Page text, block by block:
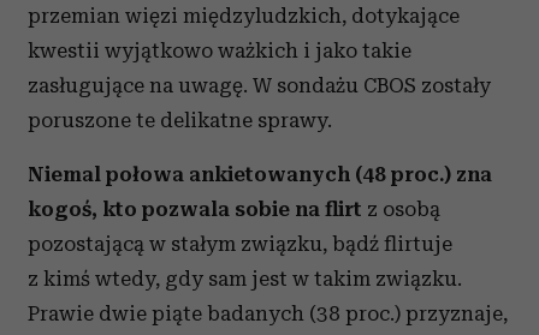
przemian więzi międzyludzkich, dotykające
kwestii wyjątkowo ważkich i jako takie
zasługujące na uwagę. W sondażu CBOS zostały
poruszone te delikatne sprawy.
Niemal połowa ankietowanych (48 proc.) zna
kogoś, kto pozwala sobie na flirt z osobą
pozostającą w stałym związku, bądź flirtuje
z kimś wtedy, gdy sam jest w takim związku.
Prawie dwie piąte badanych (38 proc.) przyznaje,